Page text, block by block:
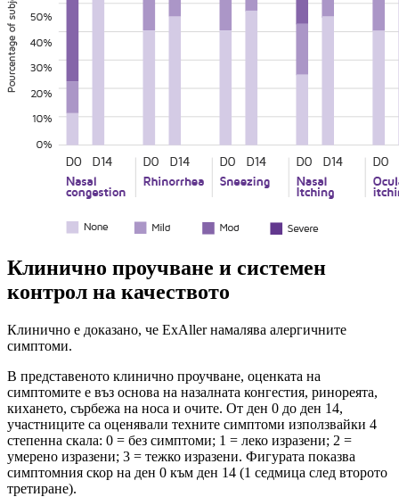
Клинично проучване и системен
контрол на качеството
Клинично е доказано, че ExAller намалява алергичните
симптоми.
В представеното клинично проучване, оценката на
симптомите е въз основа на назалната конгестия, ринореята,
кихането, сърбежа на носа и очите. От ден 0 до ден 14,
участниците са оценявали техните симптоми използвайки 4
степенна скала: 0 = без симптоми; 1 = леко изразени; 2 =
умерено изразени; 3 = тежко изразени. Фигурата показва
симптомния скор на ден 0 към ден 14 (1 седмица след второто
третиране).